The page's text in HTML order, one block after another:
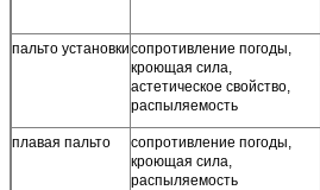
пальто установкисопротивление погоды,
кроющая сила,
астетическое свойство,
распыляемость
плавая пальто
сопротивление погоды,
кроющая сила,
распыляемость